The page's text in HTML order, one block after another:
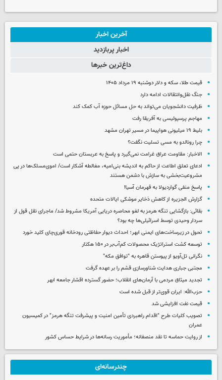
آخرین اخبار
اخبار پربازدید
داغ‌ترین خبرها
قیمت طلا، سکه و دلار دوشنبه ۱۹ مرداد ۱۴۰۵
جنگ نقل‌وانتقالات ادامه دارد
ظرفیت دانشجویان می‌تواند به حل مسائل حوزه آب کمک کند
مهاجم پرسپولیسی به آفریقا رفت
بلیط ۱۹ میلیونی هواپیما در مسیر تهران مشهد
چرا رونالدو به مسی تسلیت نگفت؟
الاخبار: مقاومت عراق غرامت نمی‌گیرد و پاسخ به عربستان حتمی است
ادعای تعلق اطاعت از حاکم به اندیشه بنی‌امیه، مغالطه آشکار است/ اموی‌مسلک‌ها در پی
مشروعیت‌بخشی به سازش با دشمن هستند
پاسخ منفی گواردیولا به قهرمان آسیا!
گزارش الجزیره از کاهش ذخایر موشکی ایالات متحده
بقائی: بازگشایی تنگه هرمز به لغو محاصره دریایی آمریکا مشروط شد/ ماجرای نقل قول از
سردار وحیدی توسط اسرائیلی‌ها چه بود؟
تحول در زیرساخت‌های ایمنی ابهر؛ احداث دیوار حفاظتی رودخانه قوری‌چای کلید خورد
توسعه کشت استراتژیک محصولات کم‌آب‌بر در ۱۵۰ هکتار
نگرانی تل‌آویو از پیوستن قاهره به "توافق مکه"
مجتبی جباری هدایت شناورسازی قشم را بر عهده گرفت
تجدید میثاق مردمی با آرمان‌های انقلاب؛ حضور گسترده اقشار جامعه ابهر
حزب‌الله: ایران قوی‌تر از قبل شده است
قیمت نفت افزایشی شد
تصویب کلیات طرح "اقدام راهبردی تأمین امنیت و پیشرفت تنگه هرمز" در کمیسیون
عمران
از روایت حماسه تا نقد منصفانه؛ مأموریت رسانه‌ها در شرایط حساس کشور
چندرسانه‌ای